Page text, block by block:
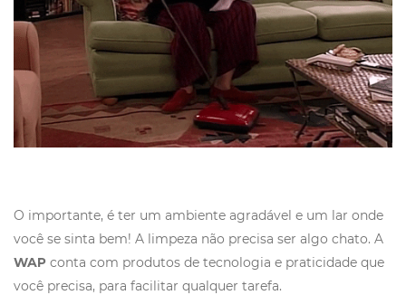
O importante, é ter um ambiente agradável e um lar onde
você se sinta bem! A limpeza não precisa ser algo chato. A
WAP conta com produtos de tecnologia e praticidade que
você precisa, para facilitar qualquer tarefa.